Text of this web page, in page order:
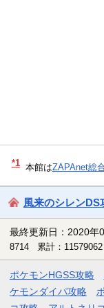
*1 本館はZAPAnet総
風来のシレンDS
最終更新日：2020年
8714 累計：11579062
ポケモンHGSS攻略
ケモンダイパ攻略